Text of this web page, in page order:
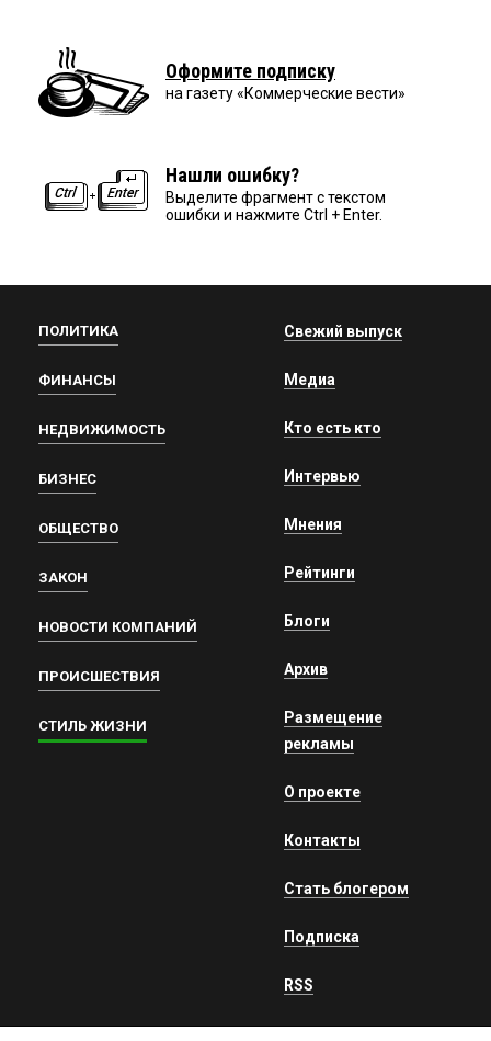
Оформите подписку
на газету «Коммерческие вести»
Нашли ошибку?
Выделите фрагмент с текстом
ошибки и нажмите Ctrl + Enter.
ПОЛИТИКА
ФИНАНСЫ
НЕДВИЖИМОСТЬ
БИЗНЕС
ОБЩЕСТВО
ЗАКОН
НОВОСТИ КОМПАНИЙ
ПРОИСШЕСТВИЯ
СТИЛЬ ЖИЗНИ
Свежий выпуск
Медиа
Кто есть кто
Интервью
Мнения
Рейтинги
Блоги
Архив
Размещение
рекламы
О проекте
Контакты
Стать блогером
Подписка
RSS